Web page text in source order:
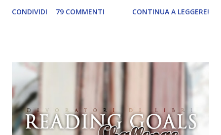
nuovo significava avere pazienza, pazienza e ancora
mezza. Anche la paura che non mi cagasse nessuno c'è
sempre stata, eh. Eppure alla fine mi decisi. Dovevo
pensare ad un nome originale e che ovviamente non fosse
già stato usato. Le prime parole che mi vennero in mente
furono " Divoratori di libri ". Controllai se fosse già stato
CONDIVIDI 79 COMMENTI CONTINUA A LEGGERE!